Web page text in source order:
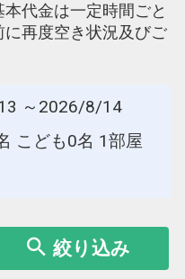
代金は一定時間ごと
再度空き状況及びご
～2026/8/14
こども0名 1部屋
絞り込み